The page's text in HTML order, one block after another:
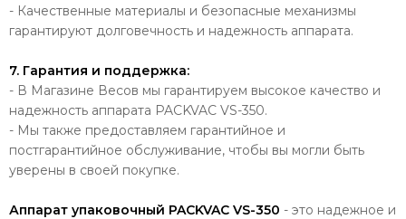
- Качественные материалы и безопасные механизмы
гарантируют долговечность и надежность аппарата.
7. Гарантия и поддержка:
- В Магазине Весов мы гарантируем высокое качество и
надежность аппарата PACKVAC VS-350.
- Мы также предоставляем гарантийное и
постгарантийное обслуживание, чтобы вы могли быть
уверены в своей покупке.
Аппарат упаковочный PACKVAC VS-350 - это надежное и